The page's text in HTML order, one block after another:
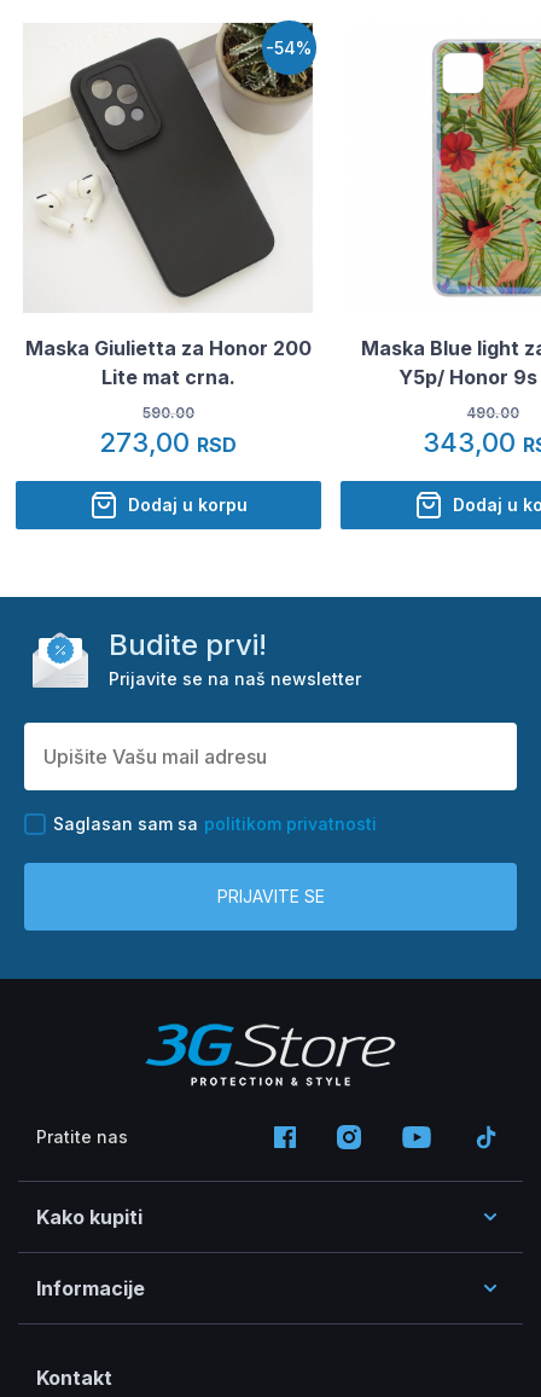
-54%
Maska Giulietta za Honor 200
Lite mat crna.
590.00
273,00 RSD
Dodaj u korpu
Maska Blue light
Y5p/ Honor 9s
490.00
343,00
Dodaj u
Budite prvi!
Prijavite se na naš newsletter
Saglasan sam sa politikom privatnosti
PRIJAVITE SE
Pratite nas
Kako kupiti
Informacije
Kontakt